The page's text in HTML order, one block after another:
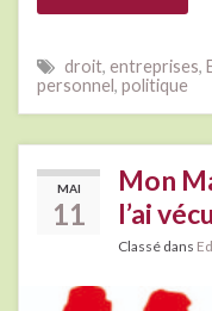
droit, entreprises,
personnel, politique
MAI
11
Mon
l’ai
Classé dans